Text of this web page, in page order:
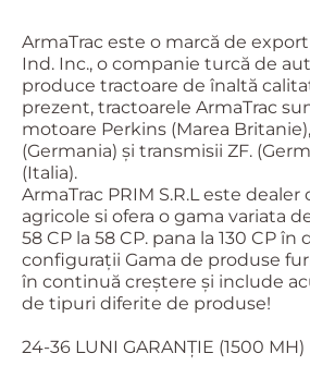
ArmaTrac este o marcă de
Ind. Inc., o companie turcă de
produce tractoare de înaltă
prezent, tractoarele ArmaTrac
motoare Perkins (Marea
(Germania) și transmisii ZF.
(Italia).
ArmaTrac PRIM S.R.L este
agricole si ofera o gama variata
58 CP la 58 CP. pana la 130 CP în
configurații Gama de produse
în continuă creștere și include
de tipuri diferite de produse!
24-36 LUNI GARANȚIE (1500 MH)